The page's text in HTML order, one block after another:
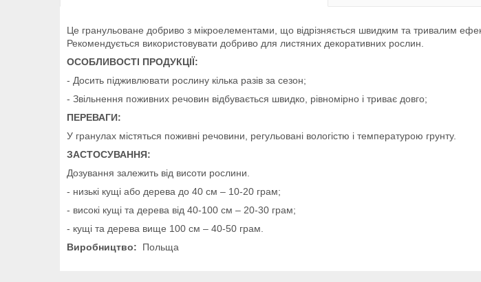
Це гранульоване добриво з мікроелементами, що відрізняється швидким та тривалим
Рекомендується використовувати добриво для листяних декоративних рослин.
ОСОБЛИВОСТІ ПРОДУКЦІЇ:
- Досить підживлювати рослину кілька разів за сезон;
- Звільнення поживних речовин відбувається швидко, рівномірно і триває довго;
ПЕРЕВАГИ:
У гранулах містяться поживні речовини, регульовані вологістю і температурою грунту.
ЗАСТОСУВАННЯ:
Дозування залежить від висоти рослини.
- низькі кущі або дерева до 40 см – 10-20 грам;
- високі кущі та дерева від 40-100 см – 20-30 грам;
- кущі та дерева вище 100 см – 40-50 грам.
Виробництво: Польща